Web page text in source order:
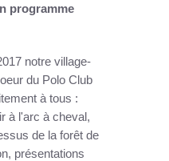
programme
notre village-
du Polo Club
à tous :
à l'arc à cheval,
de la forêt de
présentations